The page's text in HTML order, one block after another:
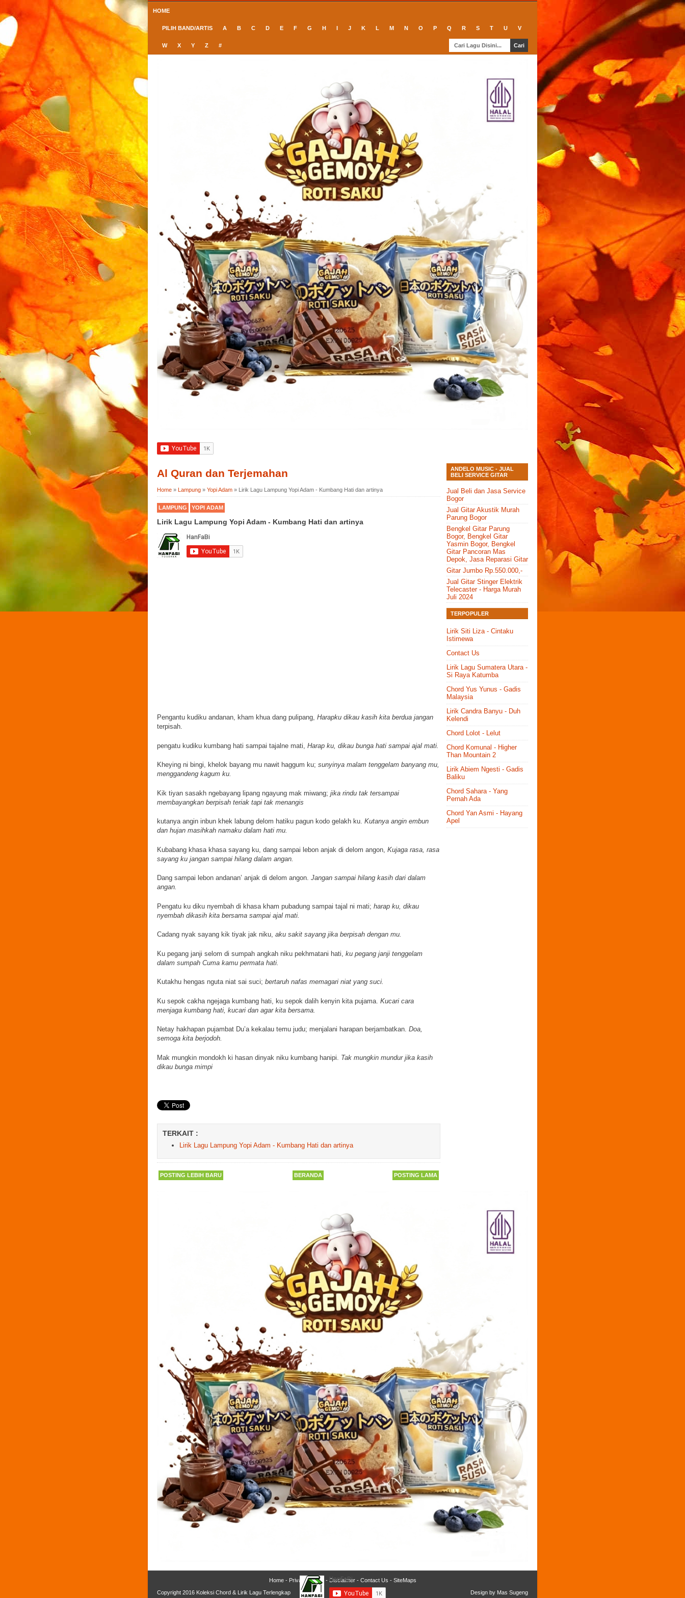
HOME
PILIH BAND/ARTIS A B C D E F G H J K L M N O P Q R S T U V
W X Y Z #
Al Quran dan Terjemahan
Home » Lampung » Yopi Adam » Lirik Lagu Lampung Yopi Adam - Kumbang Hati dan artinya
LAMPUNG YOPI ADAM
Lirik Lagu Lampung Yopi Adam - Kumbang Hati dan artinya
Pengantu kudiku andanan, kham khua dang pulipang, Harapku dikau kasih kita berdua jangan
terpisah.
pengatu kudiku kumbang hati sampai tajalne mati, Harap ku, dikau bunga hati sampai ajal mati.
Kheying ni bingi, khelok bayang mu nawit haggum ku; sunyinya malam tenggelam banyang mu,
menggandeng kagum ku.
Kik tiyan sasakh ngebayang lipang ngayung mak miwang; jika rindu tak tersampai
membayangkan berpisah teriak tapi tak menangis
kutanya angin inbun khek labung delom hatiku pagun kodo gelakh ku. Kutanya angin embun
dan hujan masihkah namaku dalam hati mu.
Kubabang khasa khasa sayang ku, dang sampai lebon anjak di delom angon, Kujaga rasa, rasa
sayang ku jangan sampai hilang dalam angan.
Dang sampai lebon andanan’ anjak di delom angon. Jangan sampai hilang kasih dari dalam
angan.
Pengatu ku diku nyembah di khasa kham pubadung sampai tajal ni mati; harap ku, dikau
nyembah dikasih kita bersama sampai ajal mati.
Cadang nyak sayang kik tiyak jak niku, aku sakit sayang jika berpisah dengan mu.
Ku pegang janji selom di sumpah angkah niku pekhmatani hati, ku pegang janji tenggelam
dalam sumpah Cuma kamu permata hati.
Kutakhu hengas nguta niat sai suci; bertaruh nafas memagari niat yang suci.
Ku sepok cakha ngejaga kumbang hati, ku sepok dalih kenyin kita pujama. Kucari cara
menjaga kumbang hati, kucari dan agar kita bersama.
Netay hakhapan pujambat Du’a kekalau temu judu; menjalani harapan berjambatkan. Doa,
semoga kita berjodoh.
Mak mungkin mondokh ki hasan dinyak niku kumbang hanipi. Tak mungkin mundur jika kasih
dikau bunga mimpi
TERKAIT :
Lirik Lagu Lampung Yopi Adam - Kumbang Hati dan artinya
POSTING LEBIH BARU POSTING LAMA
BERANDA
ANDELO MUSIC - JUAL
BELI SERVICE GITAR
Jual Beli dan Jasa Service
Bogor
Jual Gitar Akustik Murah
Parung Bogor
Bengkel Gitar Parung
Bogor, Bengkel Gitar
Yasmin Bogor, Bengkel
Gitar Pancoran Mas
Depok, Jasa Reparasi Gitar
Gitar Jumbo Rp.550.000,-
Jual Gitar Stinger Elektrik
Telecaster - Harga Murah
Juli 2024
TERPOPULER
Lirik Siti Liza - Cintaku
Istimewa
Contact Us
Lirik Lagu Sumatera Utara -
Si Raya Katumba
Chord Yus Yunus - Gadis
Malaysia
Lirik Candra Banyu - Duh
Kelendi
Chord Lolot - Lelut
Chord Komunal - Higher
Than Mountain 2
Lirik Abiem Ngesti - Gadis
Baliku
Chord Sahara - Yang
Pernah Ada
Chord Yan Asmi - Hayang
Apel
Home - Privacy Policy - Disclaimer - Contact Us - SiteMaps
Copyright 2016 Koleksi Chord & Lirik Lagu Terlengkap Design by Mas Sugeng